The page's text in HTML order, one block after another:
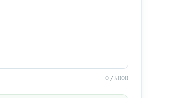
0 / 5000